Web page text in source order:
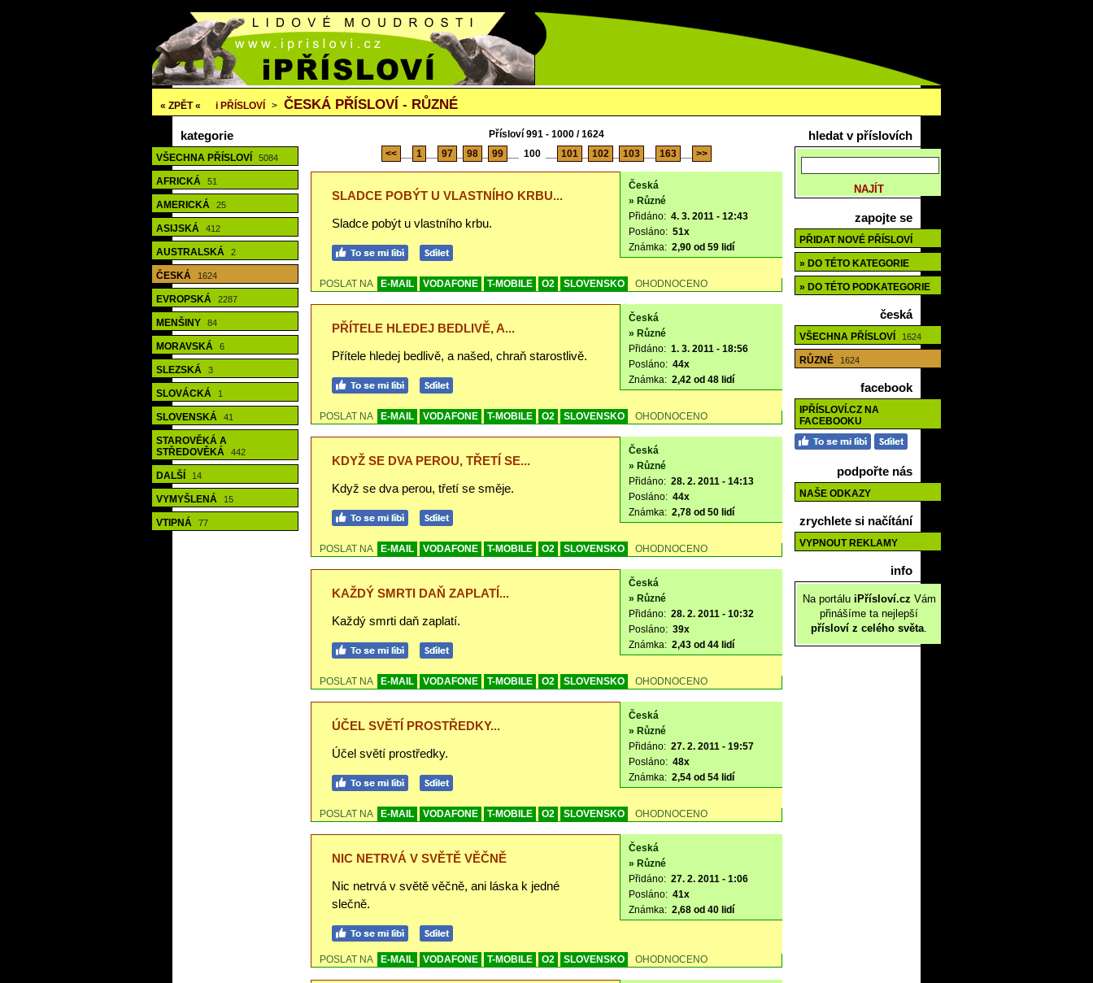
« ZPĚT « i PŘÍSLOVÍ > ČESKÁ PŘÍSLOVÍ - RŮZNÉ
kategorie
VŠECHNA PŘÍSLOVÍ 5084
AFRICKÁ 51
AMERICKÁ 25
ASIJSKÁ 412
AUSTRALSKÁ 2
ČESKÁ 1624
EVROPSKÁ 2287
MENŠINY 84
MORAVSKÁ 6
SLEZSKÁ 3
SLOVÁCKÁ 1
SLOVENSKÁ 41
STAROVĚKÁ A
STŘEDOVĚKÁ
442
DALŠÍ 14
VYMYŠLENÁ 15
VTIPNÁ 77
Přísloví 991 - 1000 / 1624
<<
1 97 98 99 100 101 102 103 163 >>
SLADCE POBÝT U VLASTNÍHO KRBU...
Sladce pobýt u vlastního krbu.
Česká
» Různé
Přidáno: 4. 3. 2011 - 12:43
Posláno: 51x
Známka: 2,90 od 59 lidí
POSLAT NA E-MAIL VODAFONE T-MOBILE O2 SLOVENSKO OHODNOCENO
PŘÍTELE HLEDEJ BEDLIVĚ, A...
Přítele hledej bedlivě, a našed, chraň starostlivě.
Česká
» Různé
Přidáno: 1. 3. 2011 - 18:56
Posláno: 44x
Známka: 2,42 od 48 lidí
POSLAT NA E-MAIL VODAFONE T-MOBILE O2 SLOVENSKO OHODNOCENO
KDYŽ SE DVA PEROU, TŘETÍ SE...
Když se dva perou, třetí se směje.
Česká
» Různé
Přidáno: 28. 2. 2011 - 14:13
Posláno: 44x
Známka: 2,78 od 50 lidí
POSLAT NA E-MAIL VODAFONE T-MOBILE O2 SLOVENSKO OHODNOCENO
KAŽDÝ SMRTI DAŇ ZAPLATÍ...
Každý smrti daň zaplatí.
Česká
» Různé
Přidáno: 28. 2. 2011 - 10:32
Posláno: 39x
Známka: 2,43 od 44 lidí
POSLAT NA E-MAIL VODAFONE T-MOBILE O2 SLOVENSKO OHODNOCENO
ÚČEL SVĚTÍ PROSTŘEDKY...
Účel světí prostředky.
Česká
» Různé
Přidáno: 27. 2. 2011 - 19:57
Posláno: 48x
Známka: 2,54 od 54 lidí
POSLAT NA E-MAIL VODAFONE T-MOBILE O2 SLOVENSKO OHODNOCENO
NIC NETRVÁ V SVĚTĚ VĚČNĚ
Nic netrvá v světě věčně, ani láska k jedné
slečně.
Česká
» Různé
Přidáno: 27. 2. 2011 - 1:06
Posláno: 41x
Známka: 2,68 od 40 lidí
POSLAT NA E-MAIL VODAFONE T-MOBILE O2 SLOVENSKO OHODNOCENO
hledat v příslovích
zapojte se
PŘIDAT NOVÉ PŘÍSLOVÍ
» DO TÉTO KATEGORIE
» DO TÉTO PODKATEGORIE
česká
VŠECHNA PŘÍSLOVÍ 1624
RŮZNÉ 1624
facebook
IPŘÍSLOVÍ.CZ NA
FACEBOOKU
podpořte nás
NAŠE ODKAZY
zrychlete si načítání
VYPNOUT REKLAMY
info
Na portálu iPřísloví.cz Vám
přinášíme ta nejlepší
přísloví z celého světa.